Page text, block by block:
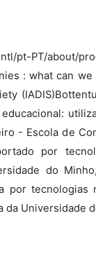
pt-PT/about/
: what can
- Escola de
por
do
por
Universidade